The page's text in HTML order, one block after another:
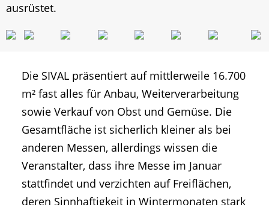
ausrüstet.
Die SIVAL präsentiert auf mittlerweile 16.700
m² fast alles für Anbau, Weiterverarbeitung
sowie Verkauf von Obst und Gemüse. Die
Gesamtfläche ist sicherlich kleiner als bei
anderen Messen, allerdings wissen die
Veranstalter, dass ihre Messe im Januar
stattfindet und verzichten auf Freiflächen,
deren Sinnhaftigkeit in Wintermonaten stark